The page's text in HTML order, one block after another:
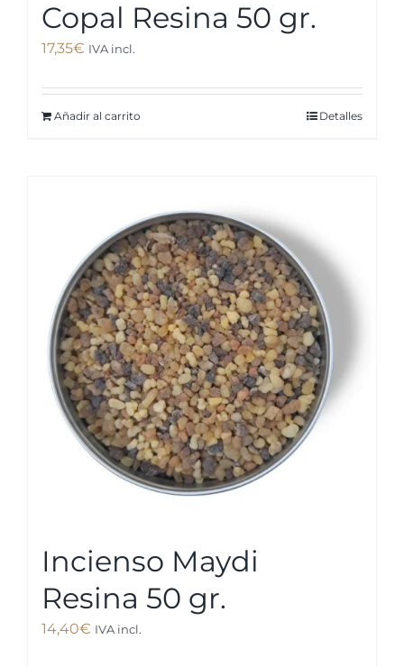
Copal Resina 50 gr.
17,35€ IVA incl.
Añadir al carrito Detalles
Incienso Maydi
Resina 50 gr.
14,40€ IVA incl.